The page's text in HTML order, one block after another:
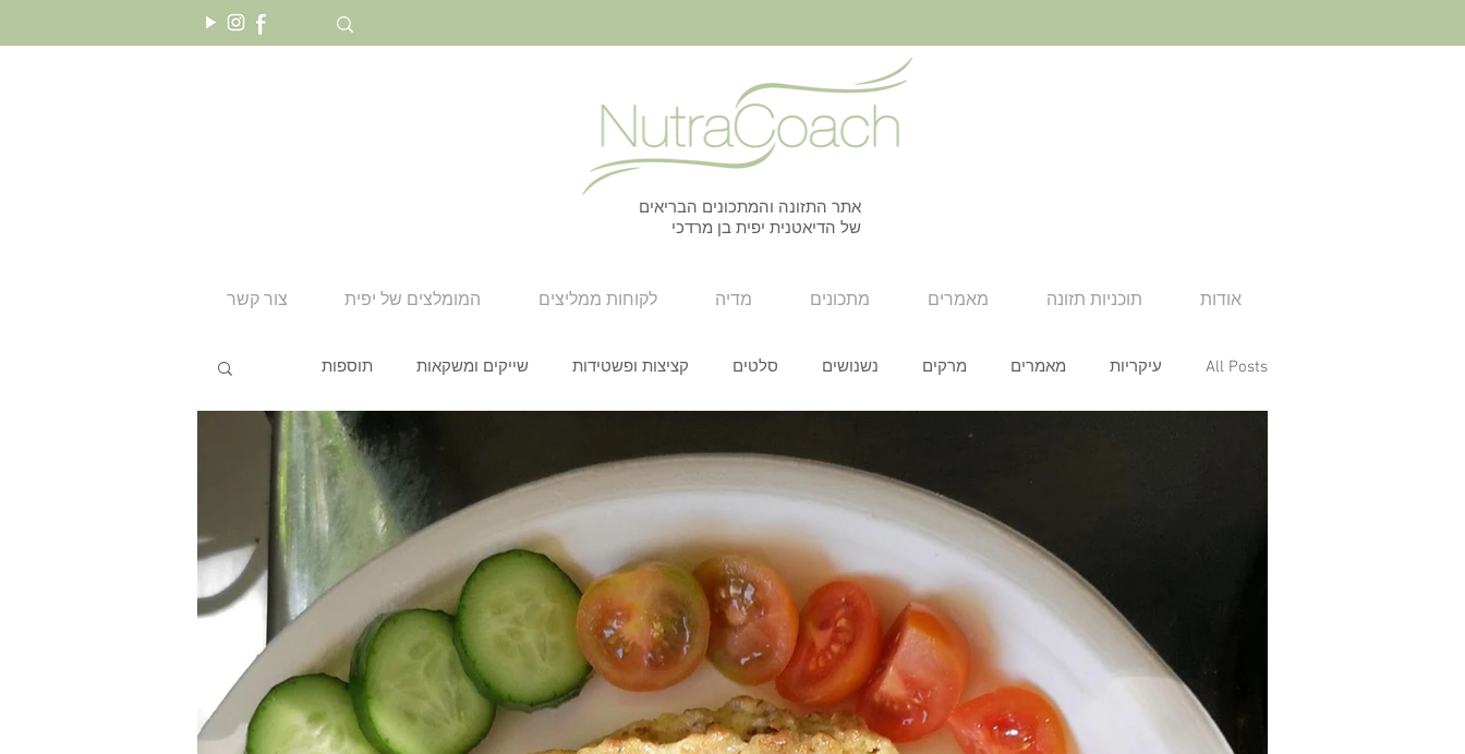
אתר התזונה והמתכונים הבריאים
של הדיאטנית יפית בן מרדכי
אודות תוכניות תזונה מאמרים מתכונים מדיה לקוחות ממליצים המומלצים של יפית צור קשר
All Posts עיקריות מאמרים מרקים נשנושים סלטים קציצות ופשטידות שייקים ומשקאות תוספות
כל המתכונים עצמאות טו בשבט שבועות
טבעוני ללא גלוטן פרווה קינוחים ללא אפייה קינוחים ללא גלוטן מאפים ארוחת בוקר
ממרחים ורטבים קינוחים ומתוקים מדיה